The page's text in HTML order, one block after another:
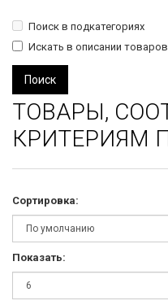
Поиск в подкатегориях
Искать в описании товаров
ТОВАРЫ,
КРИТЕРИЯМ
Сортировка:
Показать: